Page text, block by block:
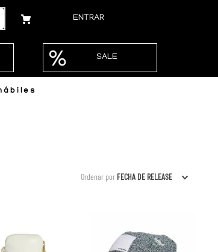
ENTRAR
SALE
Ordenar por FECHA DE RELEASE